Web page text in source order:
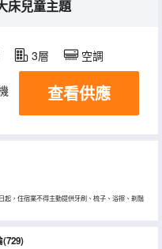
床兒童主題
3層 空調
查看供應
起，住宿業不得主動提供牙刷、梳子、浴擦、剃鬚